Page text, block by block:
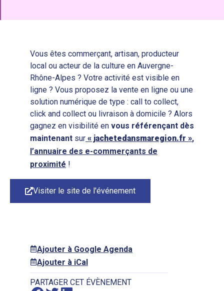
Vous êtes commerçant, artisan, producteur
local ou acteur de la culture en Auvergne-
Rhône-Alpes ? Votre activité est visible en
ligne ? Vous proposez la vente en ligne ou une
solution numérique de type : call to collect,
click and collect ou livraison à domicile ? Alors
gagnez en visibilité en vous référençant dès
maintenant sur « jachetedansmaregion.fr »,
l’annuaire des e-commerçants de
proximité !
Visiter le site de l'événement
Ajouter à Google Agenda
Ajouter à iCal
PARTAGER CET ÉVÈNEMENT